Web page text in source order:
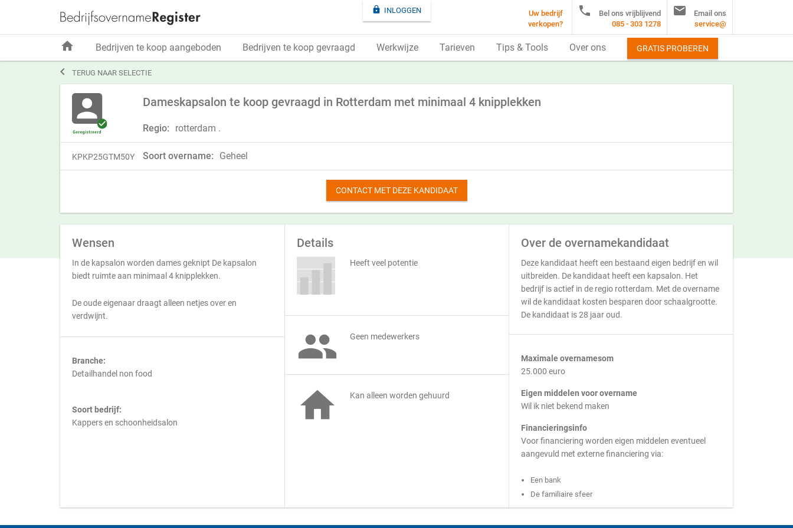
 TERUG NAAR SELECTIE
Dameskapsalon te koop gevraagd in Rotterdam met minimaal 4 knipplekken
Regio: rotterdam .
KPKP25GTM50Y Soort overname: Geheel
CONTACT MET DEZE KANDIDAAT
Wensen
In de kapsalon worden dames geknipt De kapsalon
biedt ruimte aan minimaal 4 knipplekken.
De oude eigenaar draagt alleen netjes over en
verdwijnt.
Branche:
Detailhandel non food
Soort bedrijf:
Kappers en schoonheidsalon
Details
Heeft veel potentie
 Geen medewerkers
 Kan alleen worden gehuurd
Over de overnamekandidaat
Deze kandidaat heeft een bestaand eigen bedrijf en wil
uitbreiden. De kandidaat heeft een kapsalon. Het
bedrijf is actief in de regio rotterdam. Met de overname
wil de kandidaat kosten besparen door schaalgrootte.
De kandidaat is 28 jaar oud.
Maximale overnamesom
25.000 euro
Eigen middelen voor overname
Wil ik niet bekend maken
Financieringsinfo
Voor financiering worden eigen middelen eventueel
aangevuld met externe financiering via:
Een bank
De familiaire sfeer
 INLOGGEN
Uw bedrijf
verkopen?

Bel ons vrijblijvend
085 - 303 1278

Email ons
service@
home Bedrijven te koop aangeboden Bedrijven te koop gevraagd Werkwijze Tarieven Tips & Tools Over ons GRATIS PROBEREN